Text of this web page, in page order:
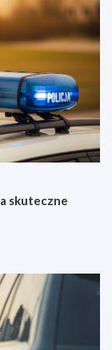
skuteczne